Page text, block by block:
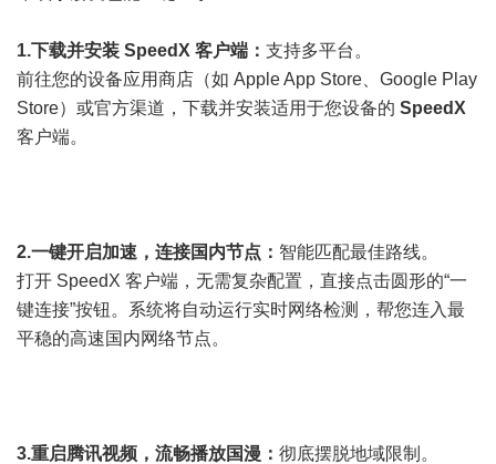
1.下载并安装 SpeedX 客户端： 支持多平台。
前往您的设备应用商店（如 Apple App Store、Google Play
Store）或官方渠道，下载并安装适用于您设备的 SpeedX
客户端。
2.一键开启加速，连接国内节点： 智能匹配最佳路线。
打开 SpeedX 客户端，无需复杂配置，直接点击圆形的“一
键连接”按钮。系统将自动运行实时网络检测，帮您连入最
平稳的高速国内网络节点。
3.重启腾讯视频，流畅播放国漫： 彻底摆脱地域限制。